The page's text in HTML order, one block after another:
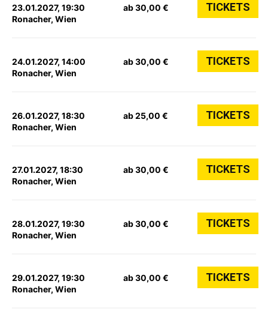
23.01.2027, 19:30
Ronacher, Wien
ab 30,00 € TICKETS
24.01.2027, 14:00
Ronacher, Wien
ab 30,00 € TICKETS
26.01.2027, 18:30
Ronacher, Wien
ab 25,00 € TICKETS
27.01.2027, 18:30
Ronacher, Wien
ab 30,00 € TICKETS
28.01.2027, 19:30
Ronacher, Wien
ab 30,00 € TICKETS
29.01.2027, 19:30
Ronacher, Wien
ab 30,00 € TICKETS